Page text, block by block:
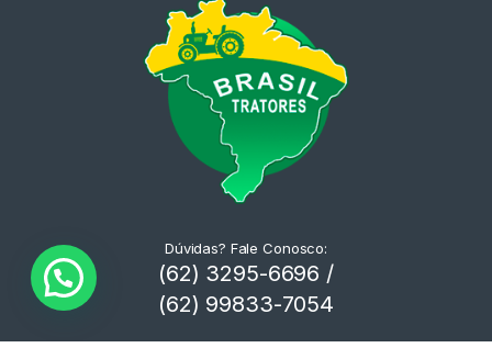
Dúvidas? Fale Conosco:
(62) 3295-6696 /
(62) 99833-7054